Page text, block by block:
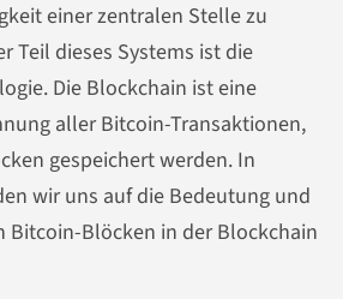
einer zentralen Stelle zu
Teil dieses Systems ist die
Die Blockchain ist eine
aller Bitcoin-Transaktionen,
gespeichert werden. In
wir uns auf die Bedeutung und
Bitcoin-Blöcken in der Blockchain